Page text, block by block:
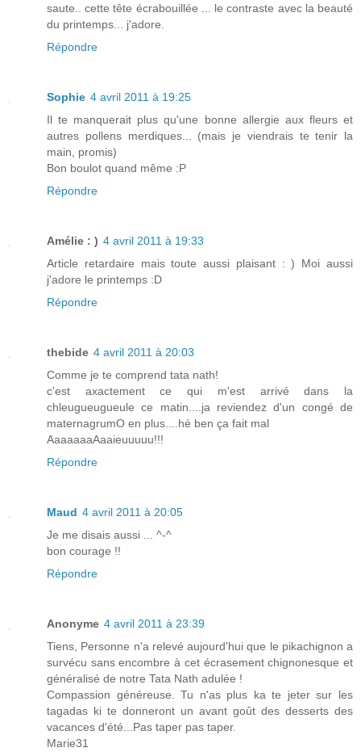
saute.. cette tête écrabouillée ... le contraste avec la beauté
du printemps... j'adore.
Répondre
Sophie 4 avril 2011 à 19:25
Il te manquerait plus qu'une bonne allergie aux fleurs et
autres pollens merdiques... (mais je viendrais te tenir la
main, promis)
Bon boulot quand même :P
Répondre
Amélie : ) 4 avril 2011 à 19:33
Article retardaire mais toute aussi plaisant : ) Moi aussi
j'adore le printemps :D
Répondre
thebide 4 avril 2011 à 20:03
Comme je te comprend tata nath!
c'est axactement ce qui m'est arrivé dans la
chleugueugueule ce matin....ja reviendez d'un congé de
maternagrumO en plus....hé ben ça fait mal
AaaaaaaAaaieuuuuu!!!
Répondre
Maud 4 avril 2011 à 20:05
Je me disais aussi ... ^-^
bon courage !!
Répondre
Anonyme 4 avril 2011 à 23:39
Tiens, Personne n'a relevé aujourd'hui que le pikachignon a
survécu sans encombre à cet écrasement chignonesque et
généralisé de notre Tata Nath adulée !
Compassion généreuse. Tu n'as plus ka te jeter sur les
tagadas ki te donneront un avant goût des desserts des
vacances d'été...Pas taper pas taper.
Marie31